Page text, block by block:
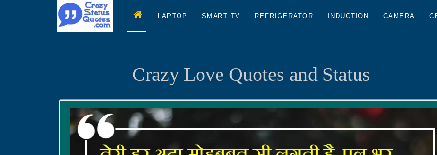
LAPTOP SMART TV REFRIGERATOR INDUCTION CAMERA
Crazy Love Quotes and Status